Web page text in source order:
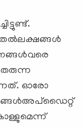
തരുന്ന
ഓരോ